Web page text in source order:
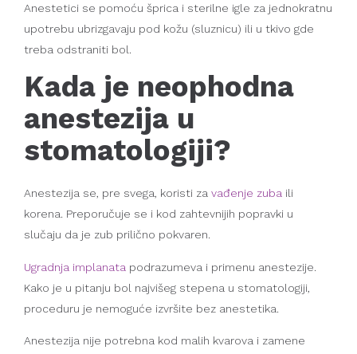
Anestetici se pomoću šprica i sterilne igle za jednokratnu
upotrebu ubrizgavaju pod kožu (sluznicu) ili u tkivo gde
treba odstraniti bol.
Kada je neophodna
anestezija u
stomatologiji?
Anestezija se, pre svega, koristi za vađenje zuba ili
korena. Preporučuje se i kod zahtevnijih popravki u
slučaju da je zub prilično pokvaren.
Ugradnja implanata podrazumeva i primenu anestezije.
Kako je u pitanju bol najvišeg stepena u stomatologiji,
proceduru je nemoguće izvršite bez anestetika.
Anestezija nije potrebna kod malih kvarova i zamene